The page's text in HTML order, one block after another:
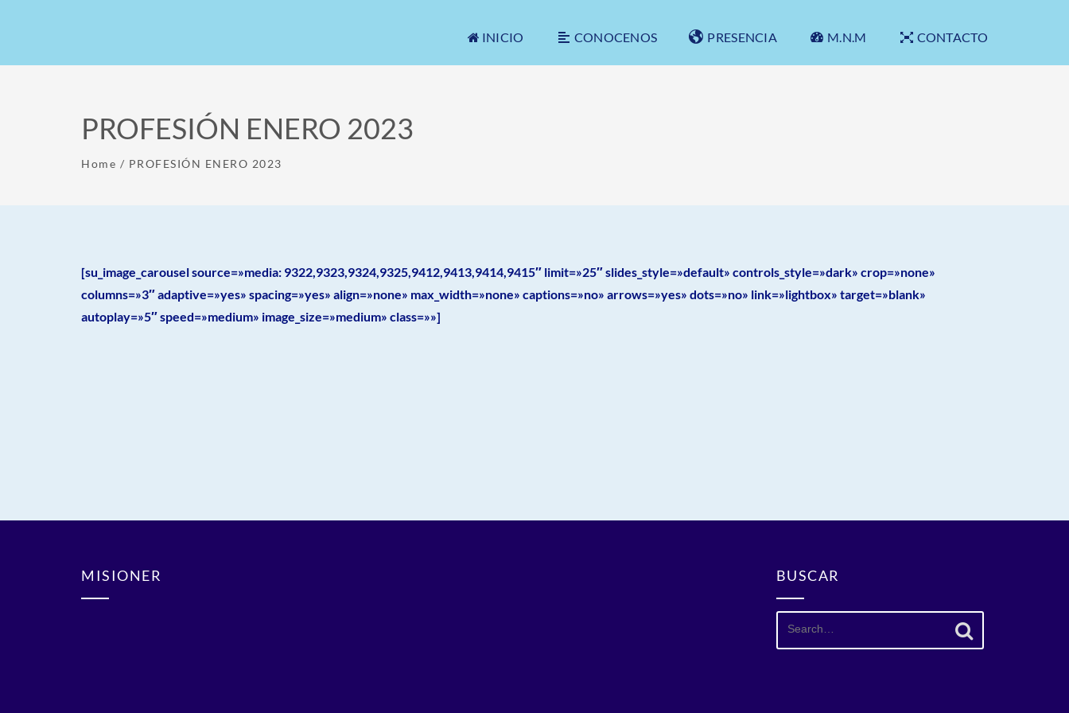
INICIO CONOCENOS PRESENCIA M.N.M CONTACTO
PROFESIÓN ENERO 2023
Home / PROFESIÓN ENERO 2023
[su_image_carousel source=»media: 9322,9323,9324,9325,9412,9413,9414,9415″ limit=»25″ slides_style=»default» controls_style=»dark» crop=»none»
columns=»3″ adaptive=»yes» spacing=»yes» align=»none» max_width=»none» captions=»no» arrows=»yes» dots=»no» link=»lightbox» target=»blank»
autoplay=»5″ speed=»medium» image_size=»medium» class=»»]
MISIONER BUSCAR
Search